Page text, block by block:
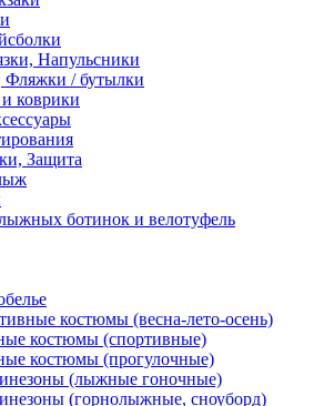
Напульсники
Фляжки / бутылки
коврики
Защита
ботинок и велотуфель
костюмы (весна-лето-осень)
костюмы (спортивные)
костюмы (прогулочные)
(лыжные гоночные)
(горнолыжные, сноуборд)